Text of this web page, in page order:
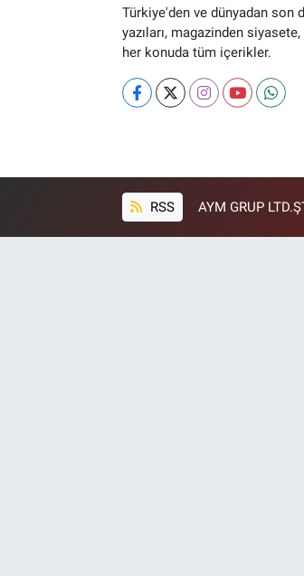
Türkiye'den ve dünyadan son
yazıları, magazinden
her konuda tüm içerikler.
RSS AYM GRUP